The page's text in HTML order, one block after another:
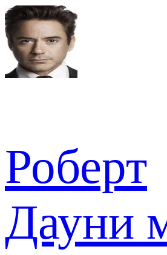
Роберт
Дауни